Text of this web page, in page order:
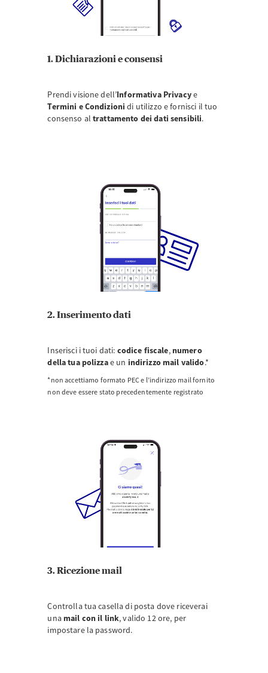
1. Dichiarazioni e consensi
Prendi visione dell’Informativa Privacye
Termini e Condizioni di utilizzo e fornisci il tuo
consenso altrattamento dei dati sensibili.
2. Inserimento dati
Inserisci i tuoi dati: codice fiscale,numero
della tua polizzae un indirizzo mail valido.*
*non accettiamo formato PEC e l’indirizzo mail fornito
non deve essere stato precedentemente registrato
3. Ricezione mail
Controlla tua casella di posta dove riceverai
una mail con il link,valido 12 ore, per
impostare la password.